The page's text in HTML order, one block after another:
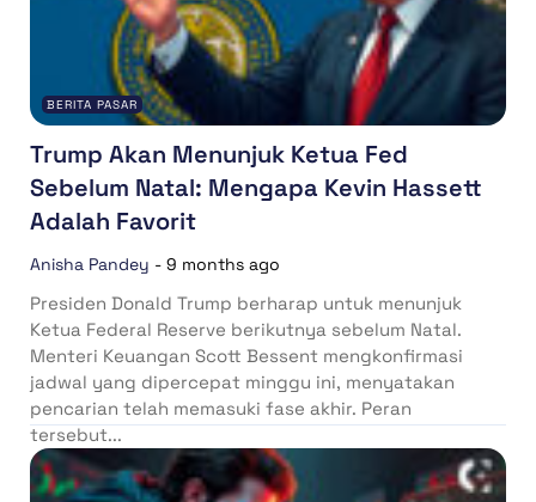
BERITA PASAR
Trump Akan Menunjuk Ketua Fed
Sebelum Natal: Mengapa Kevin Hassett
Adalah Favorit
Anisha Pandey - 9 months ago
Presiden Donald Trump berharap untuk menunjuk
Ketua Federal Reserve berikutnya sebelum Natal.
Menteri Keuangan Scott Bessent mengkonfirmasi
jadwal yang dipercepat minggu ini, menyatakan
pencarian telah memasuki fase akhir. Peran
tersebut...